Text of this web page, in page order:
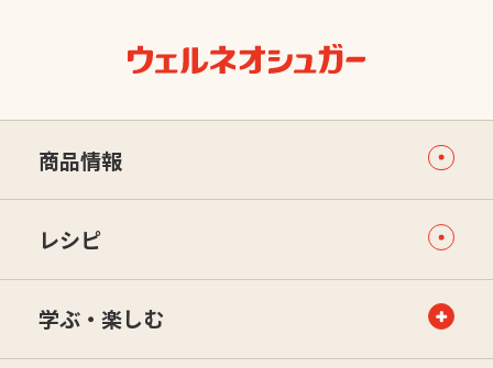
商品情報
レシピ
学ぶ・楽しむ